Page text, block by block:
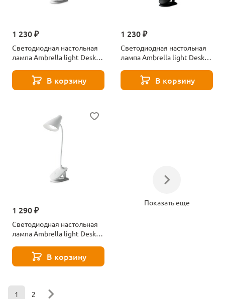
1 230 ₽
Светодиодная настольная
лампа Ambrella light Desk
В корзину
1 230 ₽
Светодиодная настольная
лампа Ambrella light Desk
В корзину
1 290 ₽
Светодиодная настольная
лампа Ambrella light Desk
В корзину
Показать еще
1 2